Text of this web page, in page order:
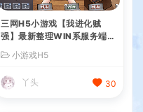
三网H5小游戏【我进化贼
强】最新整理WIN系服务端+
教程
小游戏H5
丫头 30